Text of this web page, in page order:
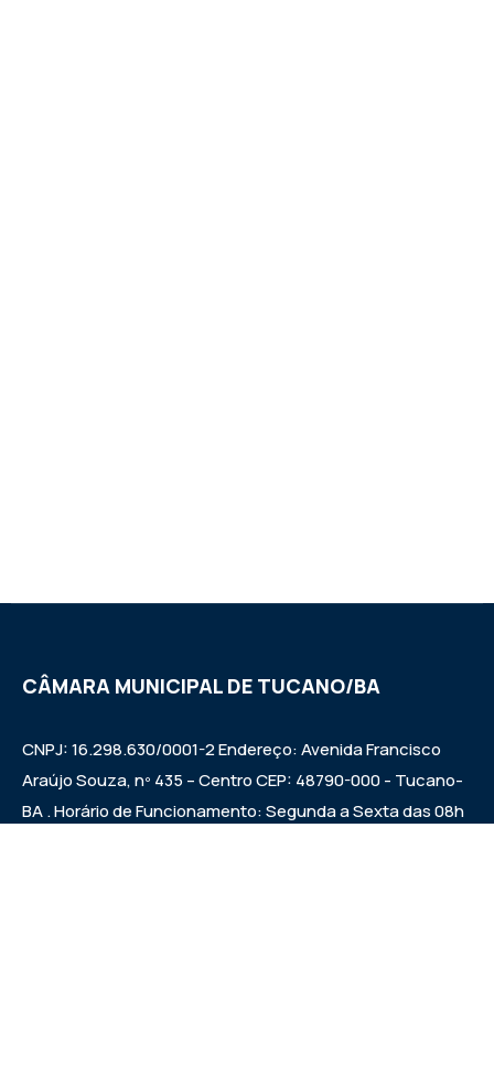
CÂMARA MUNICIPAL DE TUCANO/BA
CNPJ: 16.298.630/0001-2 Endereço: Avenida Francisco
Araújo Souza, nº 435 – Centro CEP: 48790-000 - Tucano-
BA . Horário de Funcionamento: Segunda a Sexta das 08h